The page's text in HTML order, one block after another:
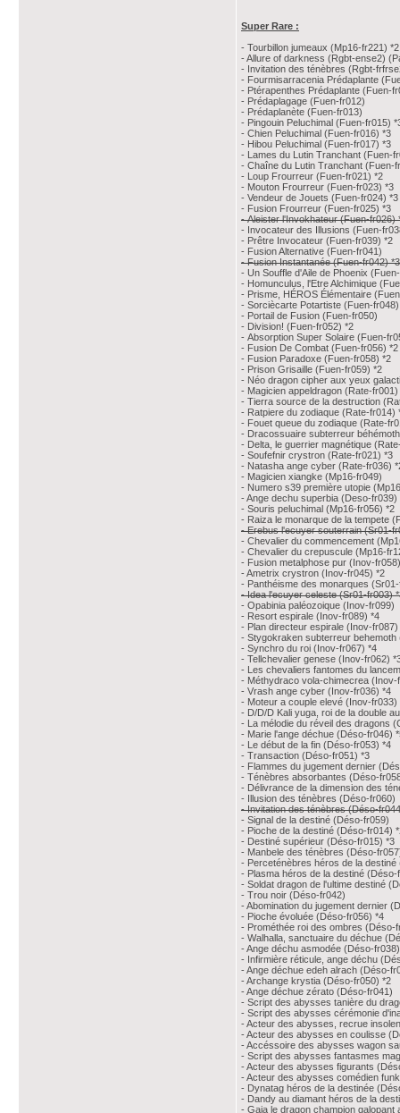
Super Rare :
- Tourbillon jumeaux (Mp16-fr221) *2
- Allure of darkness (Rgbt-ense2)
- Invitation des ténèbres (Rgbt-
- Fourmisarracenia Prédaplante
- Ptérapenthes Prédaplante (Fuen-
- Prédaplagage (Fuen-fr012)
- Prédaplanète (Fuen-fr013)
- Pingouin Peluchimal (Fuen-fr015)
- Chien Peluchimal (Fuen-fr016) *3
- Hibou Peluchimal (Fuen-fr017) *3
- Lames du Lutin Tranchant (Fuen-
- Chaîne du Lutin Tranchant (Fuen-
- Loup Frourreur (Fuen-fr021) *2
- Mouton Frourreur (Fuen-fr023) *3
- Vendeur de Jouets (Fuen-fr024) *3
- Fusion Frourreur (Fuen-fr025) *3
- Aleister l'Invokhateur (Fuen-fr026)
- Invocateur des Illusions (Fuen-
- Prêtre Invocateur (Fuen-fr039) *2
- Fusion Alternative (Fuen-fr041)
- Fusion Instantanée (Fuen-fr042) *3
- Un Souffle d'Aile de Phoenix
- Homunculus, l'Etre Alchimique
- Prisme, HÉROS Élémentaire
- Sorciècarte Potartiste (Fuen-fr048)
- Portail de Fusion (Fuen-fr050)
- Division! (Fuen-fr052) *2
- Absorption Super Solaire (Fuen-
- Fusion De Combat (Fuen-fr056) *2
- Fusion Paradoxe (Fuen-fr058) *2
- Prison Grisaille (Fuen-fr059) *2
- Néo dragon cipher aux yeux
- Magicien appeldragon (Rate-fr001)
- Tierra source de la destruction
- Ratpiere du zodiaque (Rate-fr014)
- Fouet queue du zodiaque (Rate-
- Dracossuaire subterreur
- Delta, le guerrier magnétique
- Soufefnir crystron (Rate-fr021) *3
- Natasha ange cyber (Rate-fr036)
- Magicien xiangke (Mp16-fr049)
- Numero s39 première utopie
- Ange dechu superbia (Deso-fr039)
- Souris peluchimal (Mp16-fr056) *2
- Raiza le monarque de la tempete
- Erebus l'ecuyer souterrain (Sr01-
- Chevalier du commencement
- Chevalier du crepuscule (Mp16-
- Fusion metalphose pur (Inov-
- Ametrix crystron (Inov-fr045) *2
- Panthéisme des monarques
- Idea l'ecuyer celeste (Sr01-fr003)
- Opabinia paléozoique (Inov-fr099)
- Resort espirale (Inov-fr089) *4
- Plan directeur espirale (Inov-fr087)
- Stygokraken subterreur behemoth
- Synchro du roi (Inov-fr067) *4
- Tellchevalier genese (Inov-fr062)
- Les chevaliers fantomes du
- Méthydraco vola-chimecrea (Inov-
- Vrash ange cyber (Inov-fr036) *4
- Moteur a couple elevé (Inov-fr033)
- D/D/D Kali yuga, roi de la double
- La mélodie du réveil des dragons
- Marie l'ange déchue (Déso-fr046)
- Le début de la fin (Déso-fr053) *4
- Transaction (Déso-fr051) *3
- Flammes du jugement dernier
- Ténèbres absorbantes (Déso-
- Délivrance de la dimension des
- Illusion des ténèbres (Déso-fr060)
- Invitation des ténèbres (Déso-
- Signal de la destiné (Déso-fr059)
- Pioche de la destiné (Déso-fr014)
- Destiné supérieur (Déso-fr015) *3
- Manbele des ténèbres (Déso-
- Perceténèbres héros de la destiné
- Plasma héros de la destiné (Déso-
- Soldat dragon de l'ultime destiné
- Trou noir (Déso-fr042)
- Abomination du jugement dernier
- Pioche évoluée (Déso-fr056) *4
- Prométhée roi des ombres (Déso-
- Walhalla, sanctuaire du déchue
- Ange déchu asmodée (Déso-
- Infirmière réticule, ange déchu
- Ange déchue edeh alrach (Déso-
- Archange krystia (Déso-fr050) *2
- Ange déchue zérato (Déso-fr041)
- Script des abysses tanière du
- Script des abysses cérémonie
- Acteur des abysses, recrue
- Acteur des abysses en coulisse
- Accéssoire des abysses wagon
- Script des abysses fantasmes
- Acteur des abysses figurants
- Acteur des abysses comédien
- Dynatag héros de la destinée
- Dandy au diamant héros de la
- Gaia le dragon champion galopant